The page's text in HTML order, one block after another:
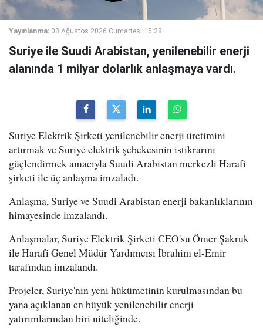
Yayınlanma: 08 Ağustos 2026 Cumartesi 15:28
Suriye ile Suudi Arabistan, yenilenebilir enerji
alanında 1 milyar dolarlık anlaşmaya vardı.
Suriye Elektrik Şirketi yenilenebilir enerji üretimini
artırmak ve Suriye elektrik şebekesinin istikrarını
güçlendirmek amacıyla Suudi Arabistan merkezli Harafi
şirketi ile üç anlaşma imzaladı.
Anlaşma, Suriye ve Suudi Arabistan enerji bakanlıklarının
himayesinde imzalandı.
Anlaşmalar, Suriye Elektrik Şirketi CEO'su Ömer Şakruk
ile Harafi Genel Müdür Yardımcısı İbrahim el-Emir
tarafından imzalandı.
Projeler, Suriye'nin yeni hükümetinin kurulmasından bu
yana açıklanan en büyük yenilenebilir enerji
yatırımlarından biri niteliğinde.